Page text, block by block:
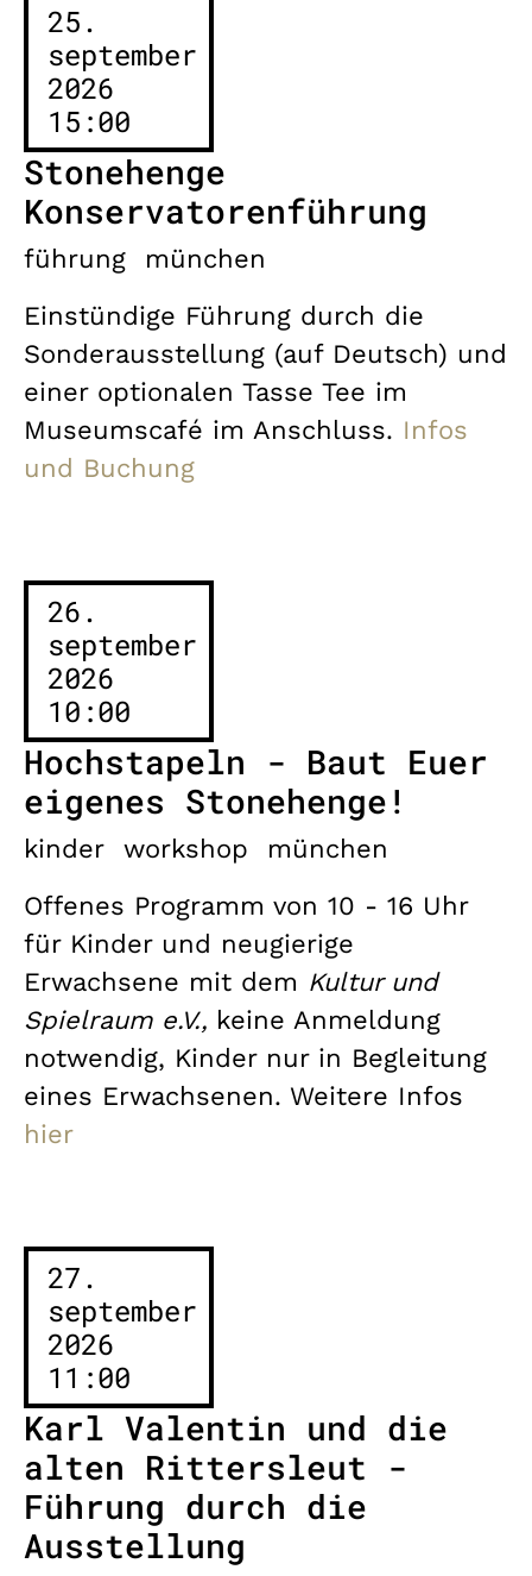
25.
september
2026
15:00
Stonehenge
Konservatorenführung
führung
münchen
Einstündige Führung durch die
Sonderausstellung (auf Deutsch) und
einer optionalen Tasse Tee im
Museumscafé im Anschluss. Infos
und Buchung
26.
september
2026
10:00
Hochstapeln - Baut Euer
eigenes Stonehenge!
kinder workshop
münchen
Offenes Programm von 10 - 16 Uhr
für Kinder und neugierige
Erwachsene mit dem Kultur und
Spielraum e.V., keine Anmeldung
notwendig, Kinder nur in Begleitung
eines Erwachsenen. Weitere Infos
hier
27.
september
2026
11:00
Karl Valentin und die
alten Rittersleut -
Führung durch die
Ausstellung